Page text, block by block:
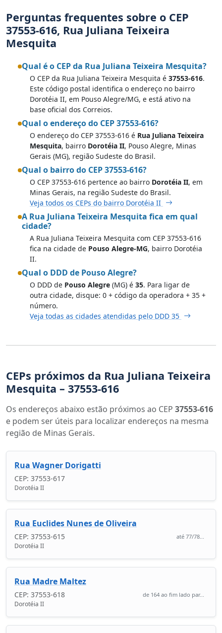
Perguntas frequentes sobre o CEP
37553-616, Rua Juliana Teixeira
Mesquita
Qual é o CEP da Rua Juliana Teixeira Mesquita?
O CEP da Rua Juliana Teixeira Mesquita é 37553-616.
Este código postal identifica o endereço no bairro
Dorotéia II, em Pouso Alegre/MG, e está ativo na
base oficial dos Correios.
Qual o endereço do CEP 37553-616?
O endereço do CEP 37553-616 é Rua Juliana Teixeira
Mesquita, bairro Dorotéia II, Pouso Alegre, Minas
Gerais (MG), região Sudeste do Brasil.
Qual o bairro do CEP 37553-616?
O CEP 37553-616 pertence ao bairro Dorotéia II, em
Minas Gerais, na região Sudeste do Brasil.
Veja todos os CEPs do bairro Dorotéia II
A Rua Juliana Teixeira Mesquita fica em qual
cidade?
A Rua Juliana Teixeira Mesquita com CEP 37553-616
fica na cidade de Pouso Alegre-MG, bairro Dorotéia
II.
Qual o DDD de Pouso Alegre?
O DDD de Pouso Alegre (MG) é 35. Para ligar de
outra cidade, disque: 0 + código da operadora + 35 +
número.
Veja todas as cidades atendidas pelo DDD 35
CEPs próximos da Rua Juliana Teixeira
Mesquita – 37553-616
Os endereços abaixo estão próximos ao CEP 37553-616
e podem ser úteis para localizar endereços na mesma
região de Minas Gerais.
Rua Wagner Dorigatti
CEP: 37553-617
Dorotéia II
Rua Euclides Nunes de Oliveira
CEP: 37553-615 até 77/78...
Dorotéia II
Rua Madre Maltez
CEP: 37553-618 de 164 ao fim lado par...
Dorotéia II